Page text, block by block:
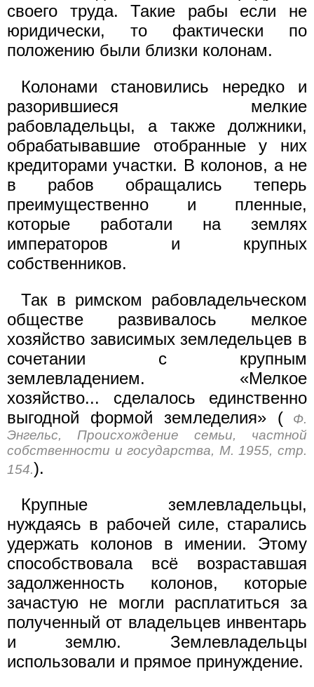
своего труда. Такие рабы если не
юридически, то фактически по
положению были близки колонам.
Колонами становились нередко и
разорившиеся мелкие
рабовладельцы, а также должники,
обрабатывавшие отобранные у них
кредиторами участки. В колонов, а не
в рабов обращались теперь
преимущественно и пленные,
которые работали на землях
императоров и крупных
собственников.
Так в римском рабовладельческом
обществе развивалось мелкое
хозяйство зависимых земледельцев в
сочетании с крупным
землевладением. «Мелкое
хозяйство... сделалось единственно
выгодной формой земледелия» ( Ф.
Энгельс, Происхождение семьи, частной
собственности и государства, М. 1955, стр.
154.).
Крупные землевладельцы,
нуждаясь в рабочей силе, старались
удержать колонов в имении. Этому
способствовала всё возраставшая
задолженность колонов, которые
зачастую не могли расплатиться за
полученный от владельцев инвентарь
и землю. Землевладельцы
использовали и прямое принуждение.